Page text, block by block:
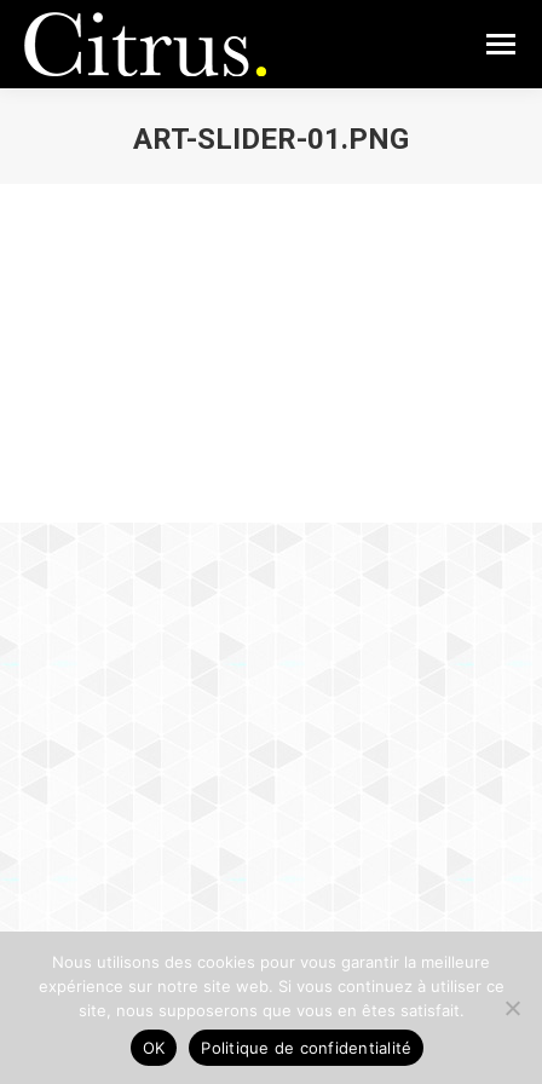
ART-SLIDER-01.PNG
Nous utilisons des cookies pour vous garantir la meilleure
expérience sur notre site web. Si vous continuez à utiliser ce
site, nous supposerons que vous en êtes satisfait.
OK
Politique de confidentialité